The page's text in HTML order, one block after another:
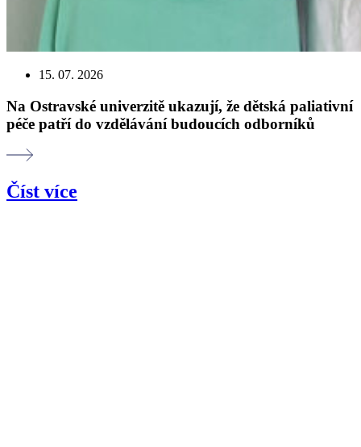
15. 07. 2026
Na Ostravské univerzitě ukazují, že dětská paliativní
péče patří do vzdělávání budoucích odborníků
Číst více